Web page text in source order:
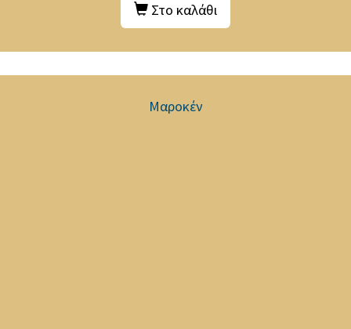
Στο καλάθι
Μαροκέν